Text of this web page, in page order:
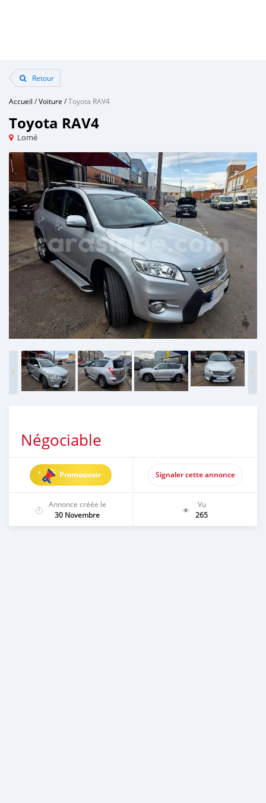
Retour
Accueil /Voiture /Toyota RAV4
Toyota RAV4
Lomé
Négociable
Promouvoir Signaler cette annonce
Annonce créée le
30 Novembre
Vu
265